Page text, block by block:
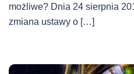
możliwe? Dnia 24 sierpnia
zmiana ustawy o […]